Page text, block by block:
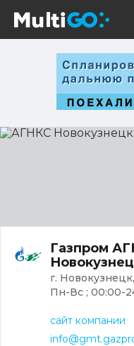
АГНКС
Газпром
г.
Пн-Вс ; 00:00-
сайт компании